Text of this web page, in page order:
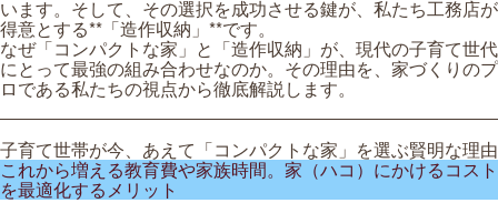
います。そして、その選択を成功させる鍵が、私たち工務店が
得意とする**「造作収納」**です。
なぜ「コンパクトな家」と「造作収納」が、現代の子育て世代
にとって最強の組み合わせなのか。その理由を、家づくりのプ
ロである私たちの視点から徹底解説します。
子育て世帯が今、あえて「コンパクトな家」を選ぶ賢明な理由
これから増える教育費や家族時間。家（ハコ）にかけるコスト
を最適化するメリット